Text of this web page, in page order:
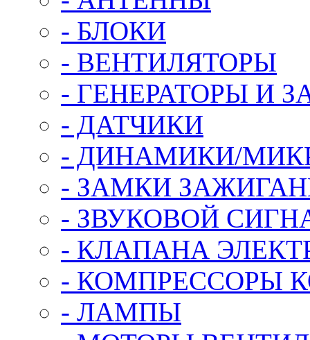
- БЛОКИ
- ВЕНТИЛЯТОРЫ
- ГЕНЕРАТОРЫ И
- ДАТЧИКИ
- ДИНАМИКИ/
- ЗАМКИ
- ЗВУКОВОЙ
- КЛАПАНА
- КОМПРЕССОРЫ
- ЛАМПЫ